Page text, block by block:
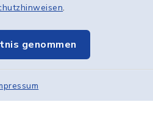
.
genommen
Kommunikation